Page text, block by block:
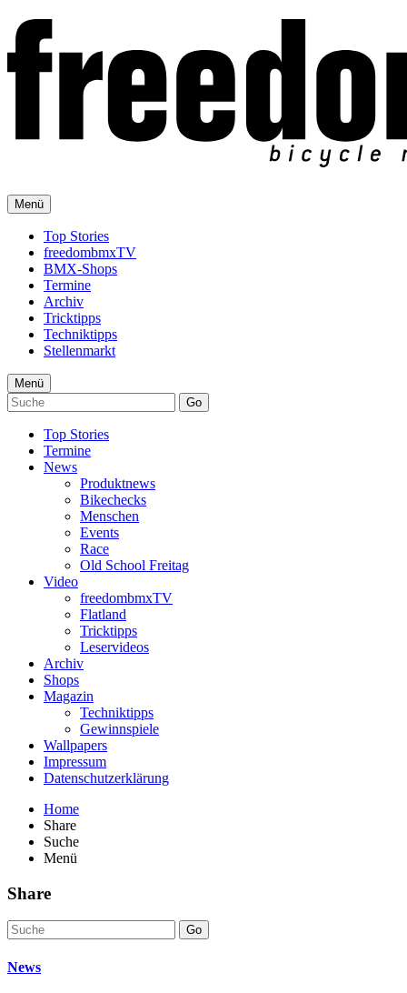
Menü
Top Stories
freedombmxTV
BMX-Shops
Termine
Archiv
Tricktipps
Techniktipps
Stellenmarkt
Menü
Go
Top Stories
Termine
News
Produktnews
Bikechecks
Menschen
Events
Race
Old School Freitag
Video
freedombmxTV
Flatland
Tricktipps
Leservideos
Archiv
Shops
Magazin
Techniktipps
Gewinnspiele
Wallpapers
Impressum
Datenschutzerklärung
Home
Share
Suche
Menü
Share
Go
News